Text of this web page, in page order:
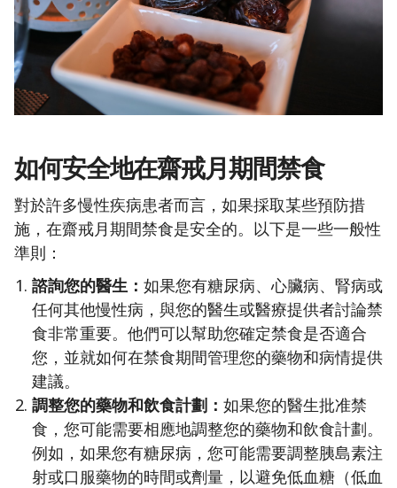
如何安全地在齋戒月期間禁食
對於許多慢性疾病患者而言，如果採取某些預防措
施，在齋戒月期間禁食是安全的。以下是一些一般性
準則：
諮詢您的醫生： 如果您有糖尿病、心臟病、腎病或
任何其他慢性病，與您的醫生或醫療提供者討論禁
食非常重要。他們可以幫助您確定禁食是否適合
您，並就如何在禁食期間管理您的藥物和病情提供
建議。
調整您的藥物和飲食計劃： 如果您的醫生批准禁
食，您可能需要相應地調整您的藥物和飲食計劃。
例如，如果您有糖尿病，您可能需要調整胰島素注
射或口服藥物的時間或劑量，以避免低血糖（低血